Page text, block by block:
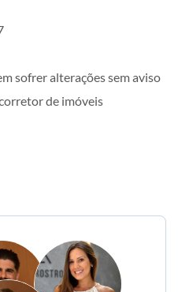
sofrer alterações sem aviso
de imóveis